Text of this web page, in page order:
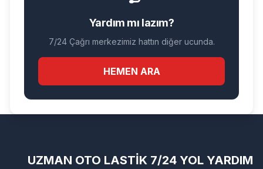
Yardım mı lazım?
7/24 Çağrı merkezimiz hattın diğer ucunda.
HEMEN ARA
UZMAN OTO LASTİK 7/24 YOL YARDIM